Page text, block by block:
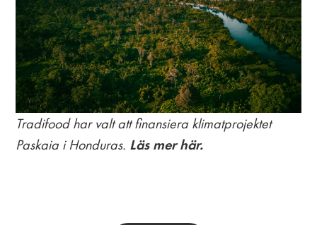
Tradifood har valt att finansiera klimatprojektet
Paskaia i Honduras. Läs mer här.